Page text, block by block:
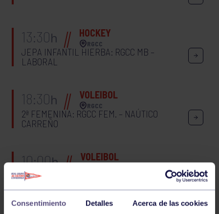
Consentimiento Detalles Acerca de las cookies
13:30h HOCKEY
RGCC
JEPA INFANTIL HIERBA: RGCC MB –
LABORAL
18:30h VOLEIBOL
RGCC
2ª FEMENINA: RGCC FEM. – NAÚTICO
CARREÑO
10:00h VOLEIBOL
INFANTIL MASCULINO: CID JOVELLANOS A –